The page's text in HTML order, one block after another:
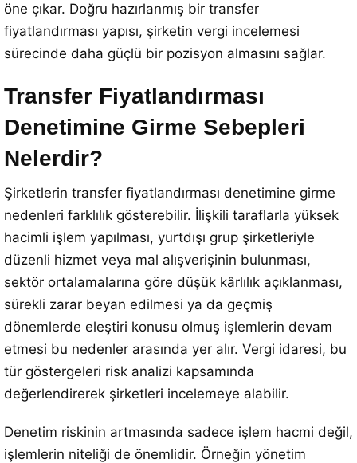
öne çıkar. Doğru hazırlanmış bir transfer
fiyatlandırması yapısı, şirketin vergi incelemesi
sürecinde daha güçlü bir pozisyon almasını sağlar.
Transfer Fiyatlandırması
Denetimine Girme Sebepleri
Nelerdir?
Şirketlerin transfer fiyatlandırması denetimine girme
nedenleri farklılık gösterebilir. İlişkili taraflarla yüksek
hacimli işlem yapılması, yurtdışı grup şirketleriyle
düzenli hizmet veya mal alışverişinin bulunması,
sektör ortalamalarına göre düşük kârlılık açıklanması,
sürekli zarar beyan edilmesi ya da geçmiş
dönemlerde eleştiri konusu olmuş işlemlerin devam
etmesi bu nedenler arasında yer alır. Vergi idaresi, bu
tür göstergeleri risk analizi kapsamında
değerlendirerek şirketleri incelemeye alabilir.
Denetim riskinin artmasında sadece işlem hacmi değil,
işlemlerin niteliği de önemlidir. Örneğin yönetim